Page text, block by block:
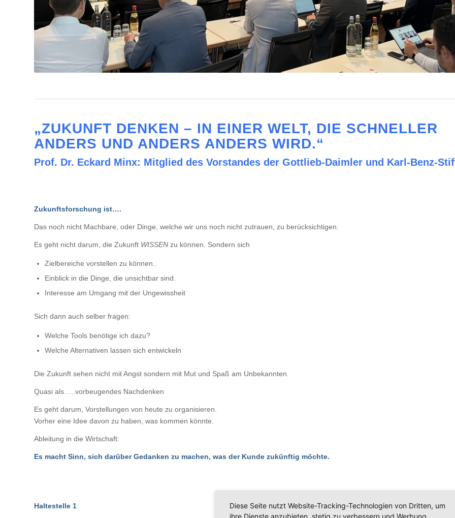
„ZUKUNFT DENKEN – IN EINER WELT, DIE SCHNELLER
ANDERS UND ANDERS ANDERS WIRD.“
Prof. Dr. Eckard Minx: Mitglied des Vorstandes der Gottlieb-Daimler und Karl-Benz-
Zukunftsforschung ist….
Das noch nicht Machbare, oder Dinge, welche wir uns noch nicht zutrauen, zu berücksichtigen.
Es geht nicht darum, die Zukunft WISSEN zu können. Sondern sich
Zielbereiche vorstellen zu können..
Einblick in die Dinge, die unsichtbar sind.
Interesse am Umgang mit der Ungewissheit
Sich dann auch selber fragen:
Welche Tools benötige ich dazu?
Welche Alternativen lassen sich entwickeln
Die Zukunft sehen nicht mit Angst sondern mit Mut und Spaß am Unbekannten.
Quasi als…..vorbeugendes Nachdenken
Es geht darum, Vorstellungen von heute zu organisieren.
Vorher eine Idee davon zu haben, was kommen könnte.
Ableitung in die Wirtschaft:
Es macht Sinn, sich darüber Gedanken zu machen, was der Kunde zukünftig möchte.
Haltestelle 1
Die Erscheinungsform, die Zeitachse der kommenden
Diese Seite nutzt Website-Tracking-Technologien von Dritten, um
ihre Dienste anzubieten, stetig zu verbessern und Werbung